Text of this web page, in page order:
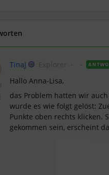
TinaJ
Hallo Anna-Lisa,
das Problem hatten wir
wurde es wie folgt gelöst:
Punkte oben rechts klicken.
gekommen sein, erscheint